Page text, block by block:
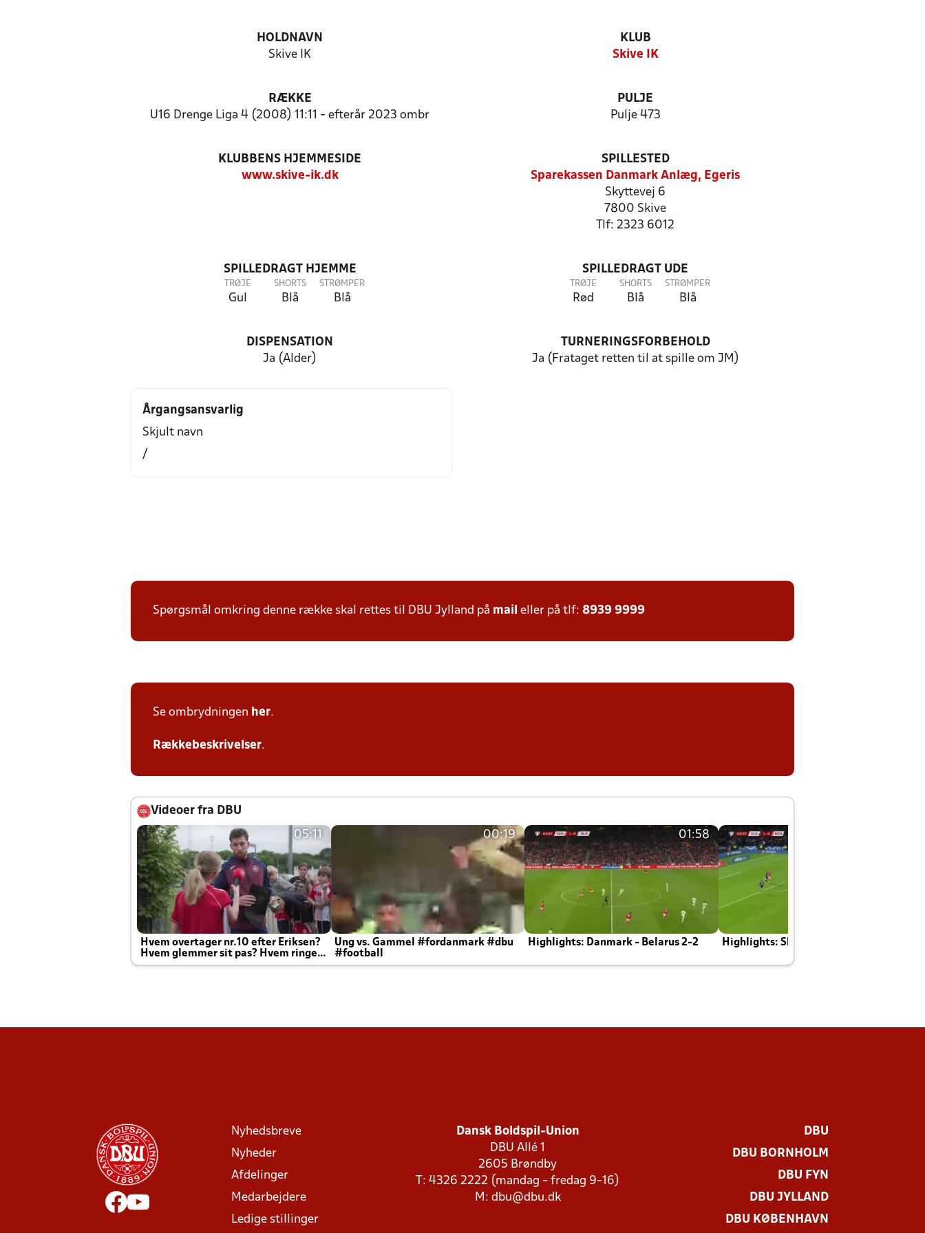
HOLDNAVN
Skive IK
KLUB
Skive IK
RÆKKE
U16 Drenge Liga 4 (2008) 11:11 - efterår 2023 ombr
PULJE
Pulje 473
KLUBBENS HJEMMESIDE
www.skive-ik.dk
SPILLESTED
Sparekassen Danmark Anlæg, Egeris
Skyttevej 6
7800 Skive
Tlf: 2323 6012
SPILLEDRAGT HJEMME
TRØJE
Gul
SHORTS
Blå
STRØMPER
Blå
SPILLEDRAGT UDE
TRØJE
Rød
SHORTS
Blå
STRØMPER
Blå
DISPENSATION
Ja (Alder)
TURNERINGSFORBEHOLD
Ja (Frataget retten til at spille om JM)
Årgangsansvarlig
Skjult navn
/
Spørgsmål omkring denne række skal rettes til DBU Jylland på mail eller på tlf: 8939 9999
Se ombrydningen her.
Rækkebeskrivelser.
Videoer fra DBU
05:11
Hvem overtager nr.10 efter Eriksen?
Hvem glemmer sit pas? Hvem ringer
Joachim altid til efter kampe?
00:19
Ung vs. Gammel #fordanmark #dbu
#football
01:58
Highlights: Danmark - Belarus 2-2 Highlights: Skotland - Danmark 4-2
Nyhedsbreve
Nyheder
Afdelinger
Medarbejdere
Ledige stillinger
Dansk Boldspil-Union
DBU Allé 1
2605 Brøndby
T: 4326 2222 (mandag - fredag 9-16)
M: dbu@dbu.dk
DBU
DBU BORNHOLM
DBU FYN
DBU JYLLAND
DBU KØBENHAVN